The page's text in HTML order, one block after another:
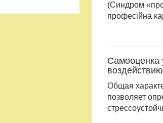
(Синдром
професійна
Самооценка
Общая
позволяет